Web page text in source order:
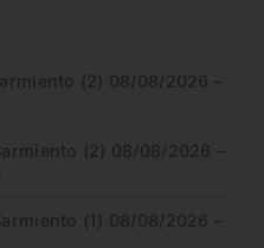
(2) 08/08/2026 –
(2) 08/08/2026 –
(1) 08/08/2026 –